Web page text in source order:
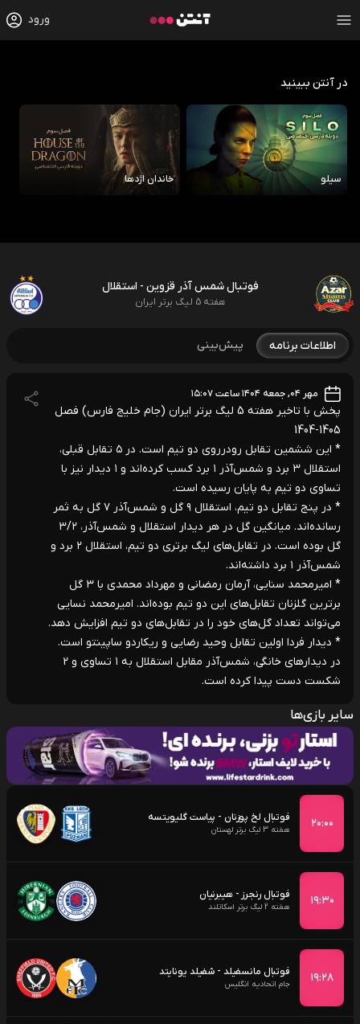
ورود
در آنتن ببینید
سیلو خاندان اژدها
فوتبال شمس آذر قزوین - استقلال
هفته 5 لیگ برتر ایران
اطلاعات برنامه پیش‌بینی
مهر ۰۴, جمعه ۱۴۰۴ ساعت ۱۵:۰۷
پخش با تاخیر هفته 5 لیگ برتر ایران (جام خلیج فارس) فصل
1405-1404
* این ششمین تقابل رودرروی دو تیم است. در ۵ تقابل قبلی،
استقلال ۳ برد و شمس‌آذر ۱ برد کسب کرده‌‌اند و ۱ دیدار نیز با
تساوی دو تیم به پایان رسیده است.
* در پنج تقابل دو تیم، استقلال ۹ گل و شمس‌آذر ۷ گل به ثمر
رسانده‌اند. میانگین گل در هر دیدار استقلال و شمس‌آذر، ۳/۲
گل بوده است. در تقابل‌های لیگ برتری دو تیم، استقلال ۲ برد و
شمس‌آذر ۱ برد داشته‌اند.
* امیرمحمد سنایی، آرمان رمضانی و مهرداد محمدی با ۳ گل
برترین گلزنان تقابل‌های این دو تیم بوده‌اند. امیرمحمد نسایی
می‌تواند تعداد گل‌های خود را در تقابل‌های دو تیم افزایش دهد.
* دیدار فردا اولین تقابل وحید رضایی و ریکاردو ساپینتو است.
در دیدارهای خانگی، شمس‌آذر مقابل استقلال به ۱ تساوی و ۲
شکست دست پیدا کرده است.
سایر بازی‌ها
۲۰:۰۰ فوتبال لخ پوزنان - پیاست گلیویتسه
هفته 3 لیگ برتر لهستان
۱۹:۳۰ فوتبال رنجرز - هیبرنیان
هفته 2 لیگ برتر اسکاتلند
۱۹:۲۸ فوتبال مانسفیلد - شفیلد یونایتد
جام اتحادیه انگلیس